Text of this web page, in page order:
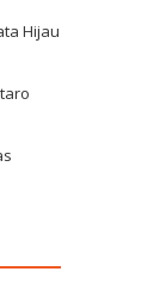
Hijau